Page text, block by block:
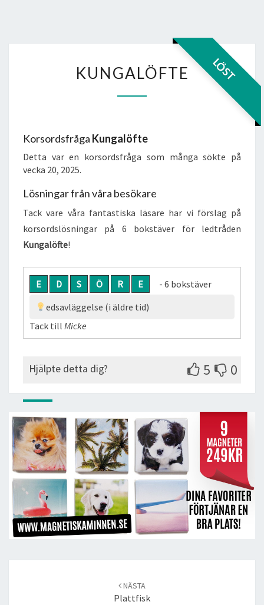
LÖST
KUNGALÖFTE
KUNGALÖFTE
Korsordsfråga Kungalöfte
Detta var en korsordsfråga som många sökte på
vecka 20, 2025.
Lösningar från våra besökare
Tack vare våra fantastiska läsare har vi förslag på
korsordslösningar på 6 bokstäver för ledtråden
Kungalöfte!
E D S Ö R E
- 6 bokstäver
edsavläggelse (i äldre tid)
Tack till Micke
Hjälpte detta dig? 5 0
NÄSTA
Plattfisk